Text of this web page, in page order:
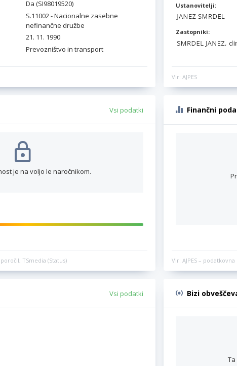
Da (SI98019520)
S.11002 - Nacionalne zasebne
nefinančne družbe
21. 11. 1990
Prevozništvo in transport
Ustanovitelji:
Zastopniki:
Vir: AJPES
Vsi podatki
je na voljo le naročnikom.
TSmedia (Status)
Finančni
Vir: AJPES –
Vsi podatki Bizi